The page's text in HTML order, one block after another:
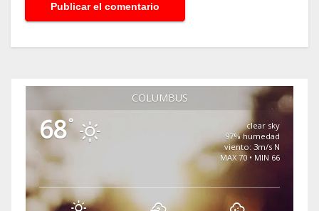
COLUMBUS
68°
clear sky
97% humedad
viento: 3m/s N
MAX 70 • MIN 66